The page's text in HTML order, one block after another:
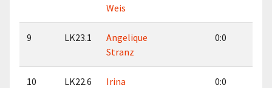
Weis
9 LK23.1
Angelique
Stranz
0:0
10 LK22.6
Irina
0:0